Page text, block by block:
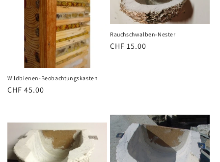
Wildbienen-Beobachtungskasten
Normaler
CHF 45.00
Rauchschwalben-Nester
Normaler
CHF 15.00